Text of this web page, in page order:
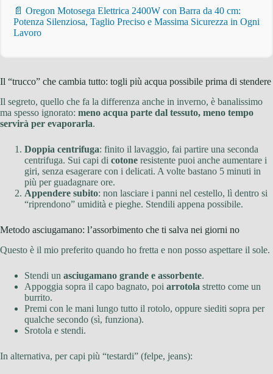
📄 Oregon Motosega Elettrica 2400W con Barra da 40 cm:
Potenza Silenziosa, Taglio Preciso e Massima Sicurezza in Ogni
Lavoro
Il “trucco” che cambia tutto: togli più acqua possibile prima di stendere
Il segreto, quello che fa la differenza anche in inverno, è banalissimo
ma spesso ignorato: meno acqua parte dal tessuto, meno tempo
servirà per evaporarla.
Doppia centrifuga: finito il lavaggio, fai partire una seconda
centrifuga. Sui capi di cotone resistente puoi anche aumentare i
giri, senza esagerare con i delicati. A volte bastano 5 minuti in
più per guadagnare ore.
Appendere subito: non lasciare i panni nel cestello, lì dentro si
“riprendono” umidità e pieghe. Stendili appena possibile.
Metodo asciugamano: l’assorbimento che ti salva nei giorni no
Questo è il mio preferito quando ho fretta e non posso aspettare il sole.
Stendi un asciugamano grande e assorbente.
Appoggia sopra il capo bagnato, poi arrotola stretto come un
burrito.
Premi con le mani lungo tutto il rotolo, oppure siediti sopra per
qualche secondo (sì, funziona).
Srotola e stendi.
In alternativa, per capi più “testardi” (felpe, jeans):